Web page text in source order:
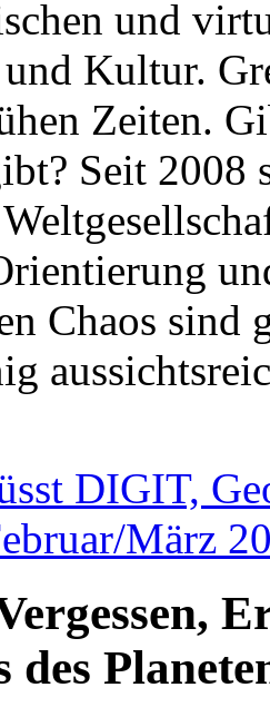
und
Kultur.
Zeiten.
Seit 2008
Chaos sind
DIGIT,
März
des